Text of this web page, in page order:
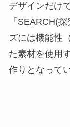
デザインだけ
「SEARCH(
ズには機能性
た素材を使用
作りとなって